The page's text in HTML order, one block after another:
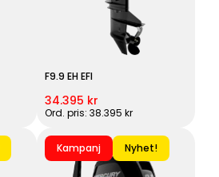
F9.9 EH EFI
34.395 kr
Ord. pris: 38.395 kr
Kampanj Nyhet!